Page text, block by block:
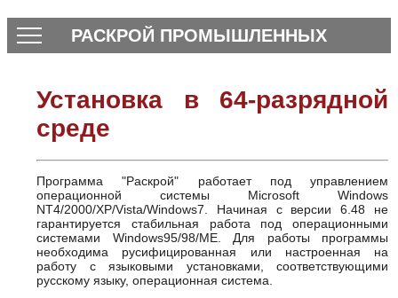
РАСКРОЙ ПРОМЫШЛЕННЫХ
Установка в 64-разрядной
среде
Программа "Раскрой" работает под управлением
операционной системы Microsoft Windows
NT4/2000/XP/Vista/Windows7. Начиная с версии 6.48 не
гарантируется стабильная работа под операционными
системами Windows95/98/ME. Для работы программы
необходима русифицированная или настроенная на
работу с языковыми установками, соответствующими
русскому языку, операционная система.